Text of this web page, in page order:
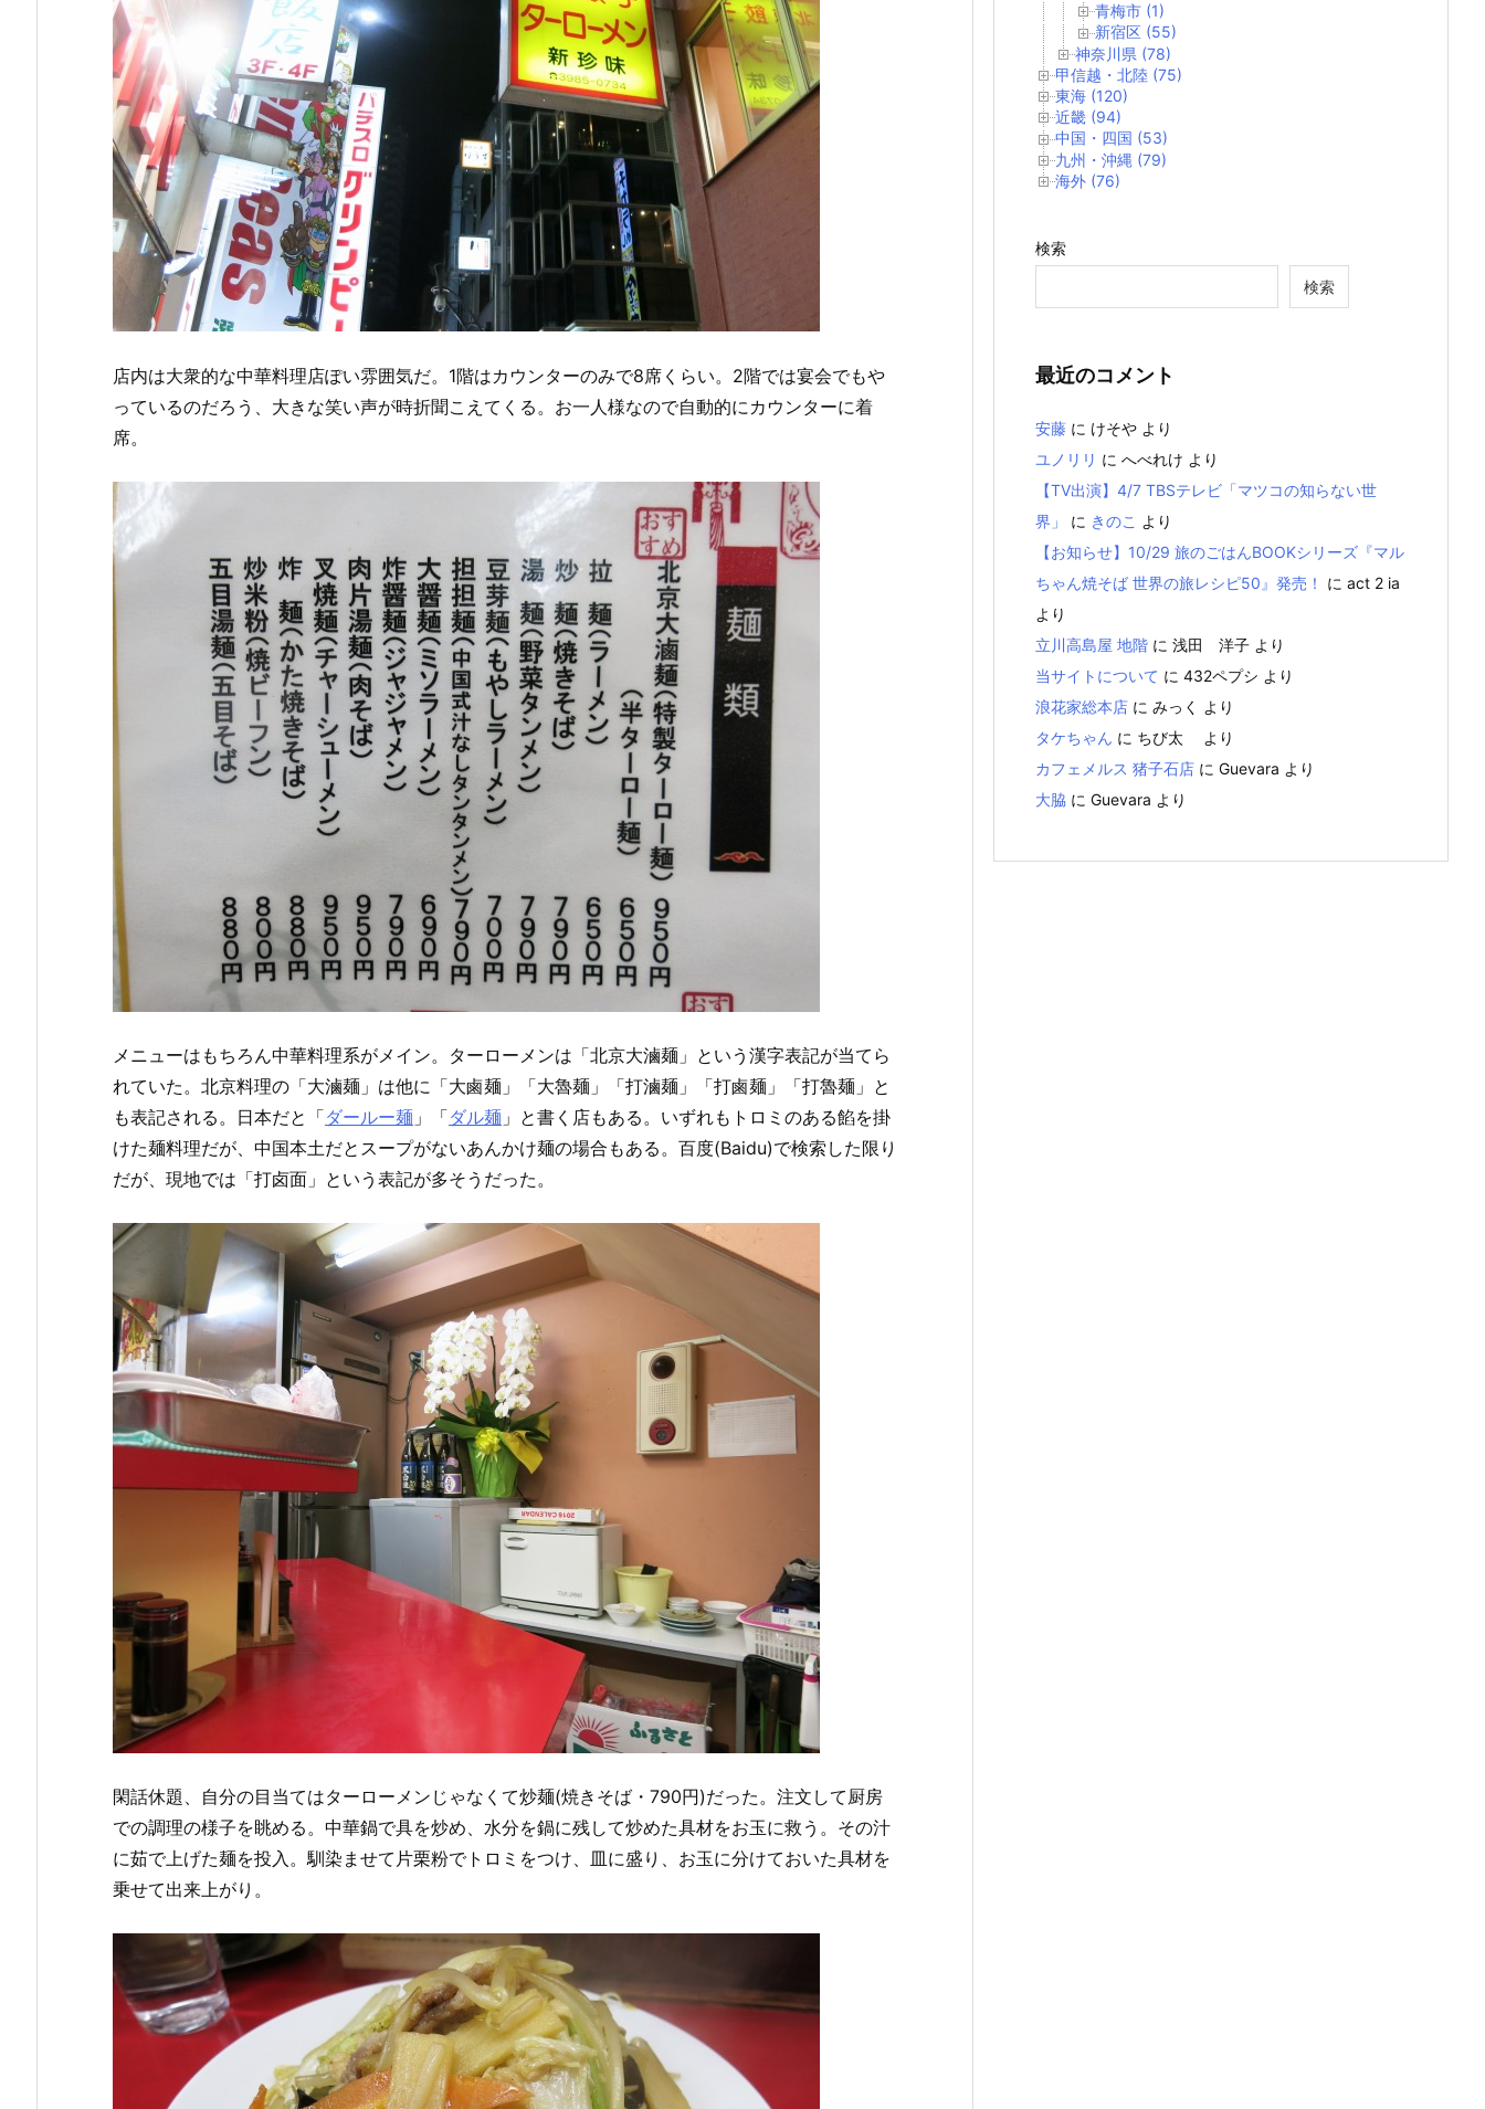
店内は大衆的な中華料理店ぽい雰囲気だ。1階はカウンターのみで8席くらい。2階では宴会でもや
っているのだろう、大きな笑い声が時折聞こえてくる。お一人様なので自動的にカウンターに着
席。
メニューはもちろん中華料理系がメイン。ターローメンは「北京大滷麺」という漢字表記が当てら
れていた。北京料理の「大滷麺」は他に「大鹵麺」「大魯麺」「打滷麺」「打鹵麺」「打魯麺」と
も表記される。日本だと「ダールー麺 」「ダル麺 」と書く店もある。いずれもトロミのある餡を掛
けた麺料理だが、中国本土だとスープがないあんかけ麺の場合もある。百度(Baidu)で検索した限り
だが、現地では「打卤面」という表記が多そうだった。
閑話休題、自分の目当てはターローメンじゃなくて炒麺(焼きそば・790円)だった。注文して厨房
での調理の様子を眺める。中華鍋で具を炒め、水分を鍋に残して炒めた具材をお玉に救う。その汁
に茹で上げた麺を投入。馴染ませて片栗粉でトロミをつけ、皿に盛り、お玉に分けておいた具材を
乗せて出来上がり。
青梅市 (1)
新宿区 (55)
神奈川県 (78)
甲信越・北陸 (75)
東海 (120)
近畿 (94)
中国・四国 (53)
九州・沖縄 (79)
海外 (76)
検索
検索
最近のコメント
安藤 に けそや より
ユノリリ に へべれけ より
【TV出演】4/7 TBSテレビ「マツコの知らない世
界」
に きのこ より
【お知らせ】10/29 旅のごはんBOOKシリーズ『マル
ちゃん焼そば 世界の旅レシピ50』発売！
に act 2 ia
より
立川高島屋 地階 に 浅田 洋子 より
当サイトについて に 432ペプシ より
浪花家総本店 に みっく
より
タケちゃん に ちび太
より
カフェメルス 猪子石店 に Guevara より
大脇 に Guevara より